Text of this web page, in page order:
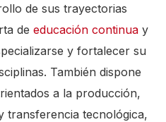
de sus trayectorias
de educación continua y
y fortalecer su
También dispone
a la producción,
transferencia tecnológica,